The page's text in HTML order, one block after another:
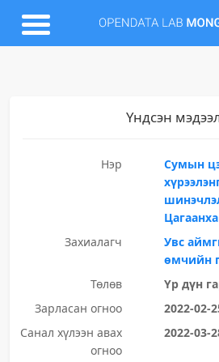
Үндсэн
Нэр
Сумын
Захиалагч
Увс
өмчийн
Төлөв
Үр дүн
Зарласан огноо
2022-02-
Санал хүлээн авах
огноо
2022-03-